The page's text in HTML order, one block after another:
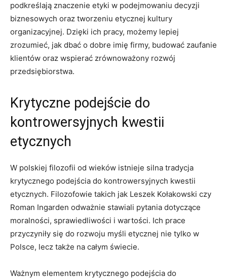
podkreślają znaczenie etyki w podejmowaniu decyzji
biznesowych oraz tworzeniu etycznej kultury
⁤organizacyjnej. Dzięki ich‌ pracy, możemy lepiej
zrozumieć, jak dbać ​o ⁢dobre imię firmy, budować zaufanie
klientów oraz wspierać zrównoważony rozwój
przedsiębiorstwa.
Krytyczne podejście do
kontrowersyjnych kwestii
etycznych
W polskiej ⁢filozofii od wieków istnieje silna tradycja
krytycznego ⁢podejścia do kontrowersyjnych kwestii
etycznych. Filozofowie takich jak Leszek Kołakowski czy
Roman Ingarden odważnie stawiali pytania dotyczące
moralności, sprawiedliwości i wartości. Ich ⁢prace
‌przyczyniły się ⁣do rozwoju myśli etycznej ​nie ⁤tylko w
Polsce, lecz także na całym świecie.
Ważnym elementem krytycznego podejścia​ do